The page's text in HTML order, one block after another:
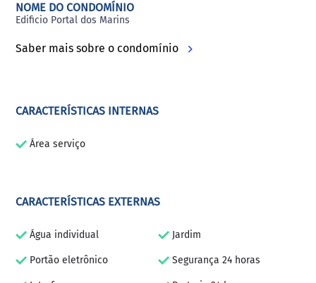
NOME DO CONDOMÍNIO
Edificio Portal dos Marins
Saber mais sobre o condomínio
CARACTERÍSTICAS INTERNAS
Área serviço
CARACTERÍSTICAS EXTERNAS
Água individual Jardim
Portão eletrônico Segurança 24 horas